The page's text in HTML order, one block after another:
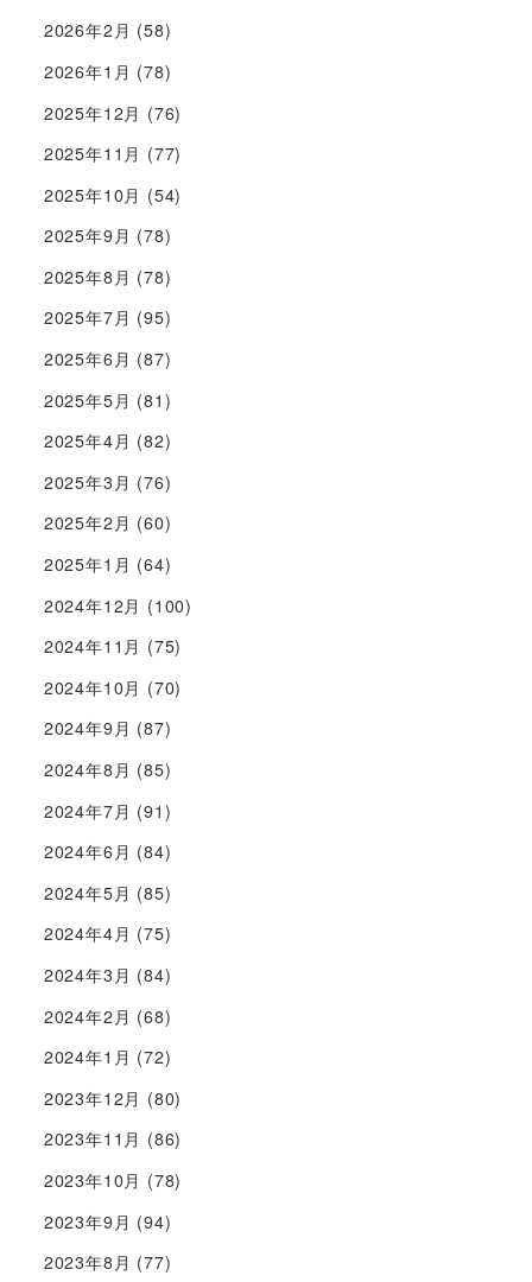
2026年2月 (58)
2026年1月 (78)
2025年12月 (76)
2025年11月 (77)
2025年10月 (54)
2025年9月 (78)
2025年8月 (78)
2025年7月 (95)
2025年6月 (87)
2025年5月 (81)
2025年4月 (82)
2025年3月 (76)
2025年2月 (60)
2025年1月 (64)
2024年12月 (100)
2024年11月 (75)
2024年10月 (70)
2024年9月 (87)
2024年8月 (85)
2024年7月 (91)
2024年6月 (84)
2024年5月 (85)
2024年4月 (75)
2024年3月 (84)
2024年2月 (68)
2024年1月 (72)
2023年12月 (80)
2023年11月 (86)
2023年10月 (78)
2023年9月 (94)
2023年8月 (77)